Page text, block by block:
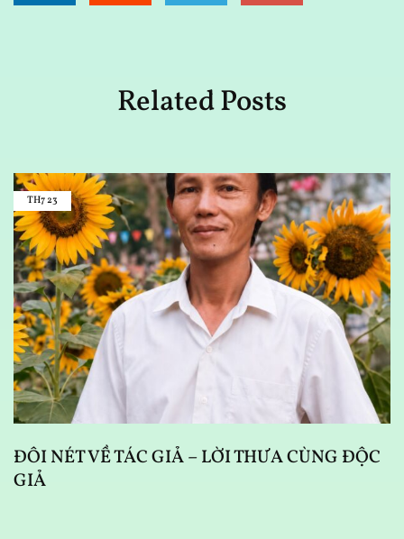
Related Posts
TH723
ĐÔI NÉT VỀ TÁC GIẢ – LỜI THƯA CÙNG ĐỘC
GIẢ